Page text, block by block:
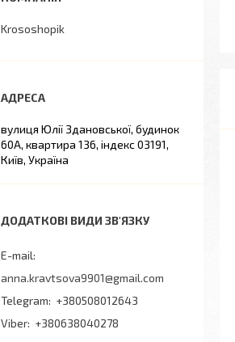
Krososhopik
вулиця Юлії Здановської, будинок
60А, квартира 136, індекс 03191,
Київ, Україна
anna.kravtsova9901@gmail.com
+380508012643
+380638040278